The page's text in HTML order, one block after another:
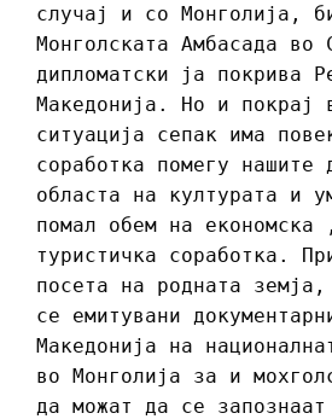
случај и со Монголија,
Монголската Амбасада во
дипломатски ја покрива
Македонија. Но и покрај
ситуација сепак има
соработка помегу
областа на културата и
помал обем на економска
туристичка соработка.
посета на родната
се емитувани
Македонија на
во Монголија за и
да можат да се